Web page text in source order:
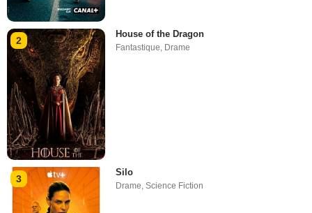
2
House of the Dragon
Fantastique Drame
3
Silo
Drame,Science Fiction